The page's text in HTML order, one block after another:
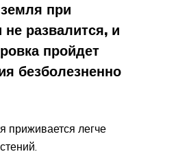
при
не развалится, и
пройдет
безболезненно
приживается легче